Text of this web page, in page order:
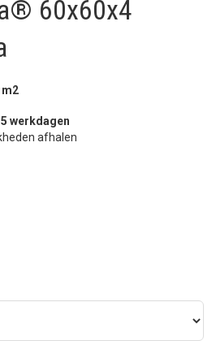
60x60x4
m2
werkdagen
afhalen